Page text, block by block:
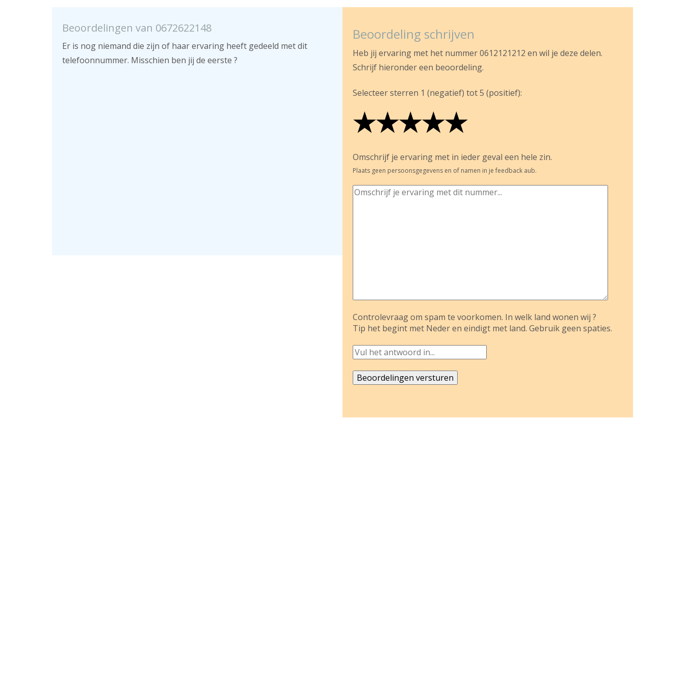
Beoordelingen van 0672622148
Er is nog niemand die zijn of haar ervaring heeft gedeeld met dit
telefoonnummer. Misschien ben jij de eerste ?
Beoordeling schrijven
Heb jij ervaring met het nummer 0612121212 en wil je deze delen.
Schrijf hieronder een beoordeling.
Selecteer sterren 1 (negatief) tot 5 (positief):
★
★★
★★★
★★★★
★★★★★
Omschrijf je ervaring met in ieder geval een hele zin.
Plaats geen persoonsgegevens en of namen in je feedback aub.
Controlevraag om spam te voorkomen. In welk land wonen wij ?
Tip het begint met Neder en eindigt met land. Gebruik geen spaties.